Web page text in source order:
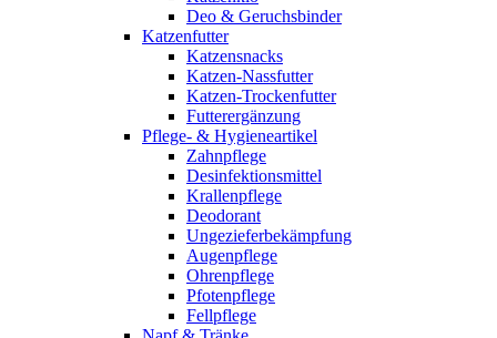
Deo & Geruchsbinder
Katzenfutter
Katzensnacks
Katzen-Nassfutter
Katzen-Trockenfutter
Futterergänzung
Pflege- & Hygieneartikel
Zahnpflege
Desinfektionsmittel
Krallenpflege
Deodorant
Ungezieferbekämpfung
Augenpflege
Ohrenpflege
Pfotenpflege
Fellpflege